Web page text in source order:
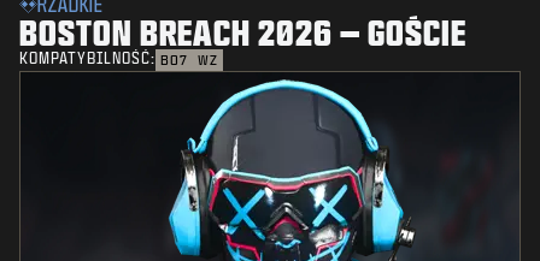
RZADKIE
BOSTON BREACH 2026 – GOŚCIE
KOMPATYBILNOŚĆ: BO7 WZ